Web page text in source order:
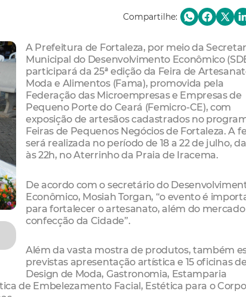
Compartilhe:
A Prefeitura de Fortaleza, por meio da
Municipal do Desenvolvimento Econômico
participará da 25ª edição da Feira de
Moda e Alimentos (Fama), promovida pela
Federação das Microempresas e Empresas de
Pequeno Porte do Ceará (Femicro-CE), com
exposição de artesãos cadastrados no
Feiras de Pequenos Negócios de Fortaleza. A
será realizada no período de 18 a 22 de julho,
às 22h, no Aterrinho da Praia de Iracema.
De acordo com o secretário do
Econômico, Mosiah Torgan, “o evento é
para fortalecer o artesanato, além do
confecção da Cidade”.
Além da vasta mostra de produtos, também
previstas apresentação artística e 15 oficinas de
Design de Moda, Gastronomia, Estamparia
de Embelezamento Facial, Estética para o